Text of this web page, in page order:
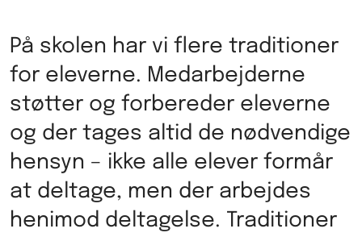
På skolen har vi flere traditioner
for eleverne. Medarbejderne
støtter og forbereder eleverne
og der tages altid de nødvendige
hensyn – ikke alle elever formår
at deltage, men der arbejdes
henimod deltagelse. Traditioner